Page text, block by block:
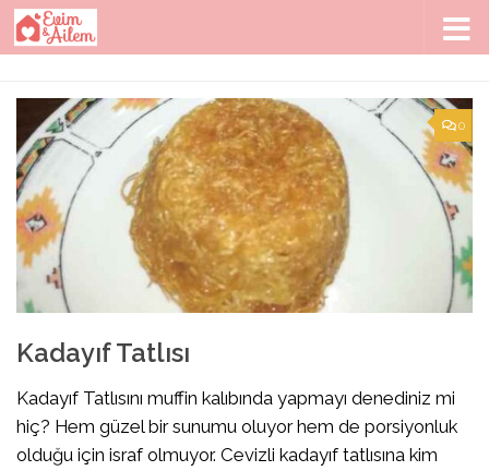
Skip to content
0
Kadayıf Tatlısı
Kadayıf Tatlısını muffin kalıbında yapmayı denediniz mi
hiç? Hem güzel bir sunumu oluyor hem de porsiyonluk
olduğu için israf olmuyor. Cevizli kadayıf tatlısına kim